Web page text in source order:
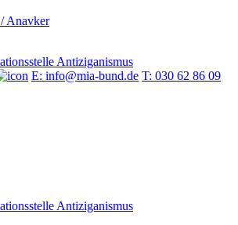
Anavker
E: info@mia-bund.de T: 030 62 86 09